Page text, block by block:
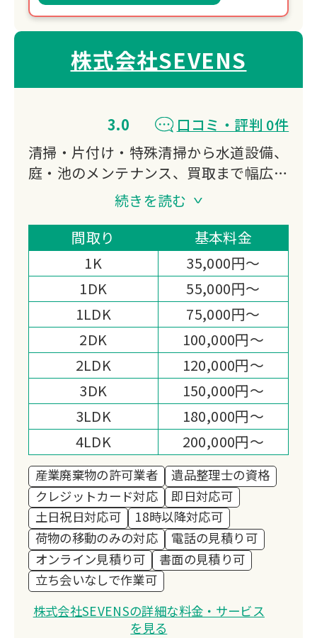
株式会社SEVENS
3.0
口コミ・評判 0件
清掃・片付け・特殊清掃から水道設備、
庭・池のメンテナンス、買取まで幅広く
カスタマーサポートと迅速な対応体制
で、お客様に「申し訳ない」と思わせな
い安心の相談環境を提供します。
続きを読む
間取り
基本料金
1K
35,000円～
1DK
55,000円～
1LDK
75,000円～
2DK
100,000円～
2LDK
120,000円～
3DK
150,000円～
3LDK
180,000円～
4LDK
200,000円～
産業廃棄物の許可業者
遺品整理士の資格
クレジットカード対応
即日対応可
土日祝日対応可
18時以降対応可
荷物の移動のみの対応
電話の見積り可
オンライン見積り可
書面の見積り可
立ち会いなしで作業可
株式会社SEVENSの詳細な料金・サービス
を見る